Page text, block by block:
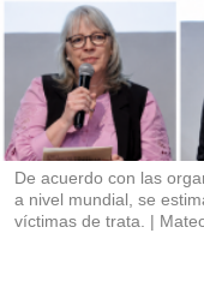
m
p
a
r
t
i
r
De acuerdo con las
a nivel mundial, se
víctimas de trata.